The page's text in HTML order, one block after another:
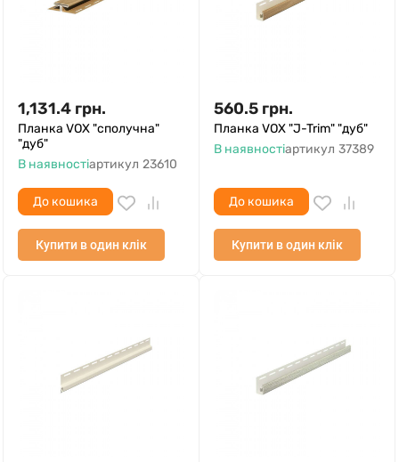
1,131.4 грн.
Планка VOX "сполучна"
"дуб"
В наявностіартикул 23610
До кошика
Купити в один клік
560.5 грн.
Планка VOX "J-Trim" "дуб"
В наявностіартикул 37389
До кошика
Купити в один клік